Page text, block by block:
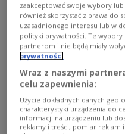
zaakceptować swoje wybory
również skorzystać z prawa do
uzasadnionego interesu lub w
polityki prywatności. Te wybory
partnerom i nie będą miały
prywatności
Wraz z naszymi
celu zapewnienia:
Użycie dokładnych danych
charakterystyki urządzenia do
informacji na urządzeniu lub
reklamy i treści, pomiar reklam